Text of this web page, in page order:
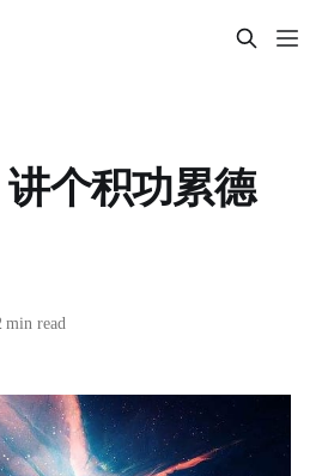
讲个积功累德
read